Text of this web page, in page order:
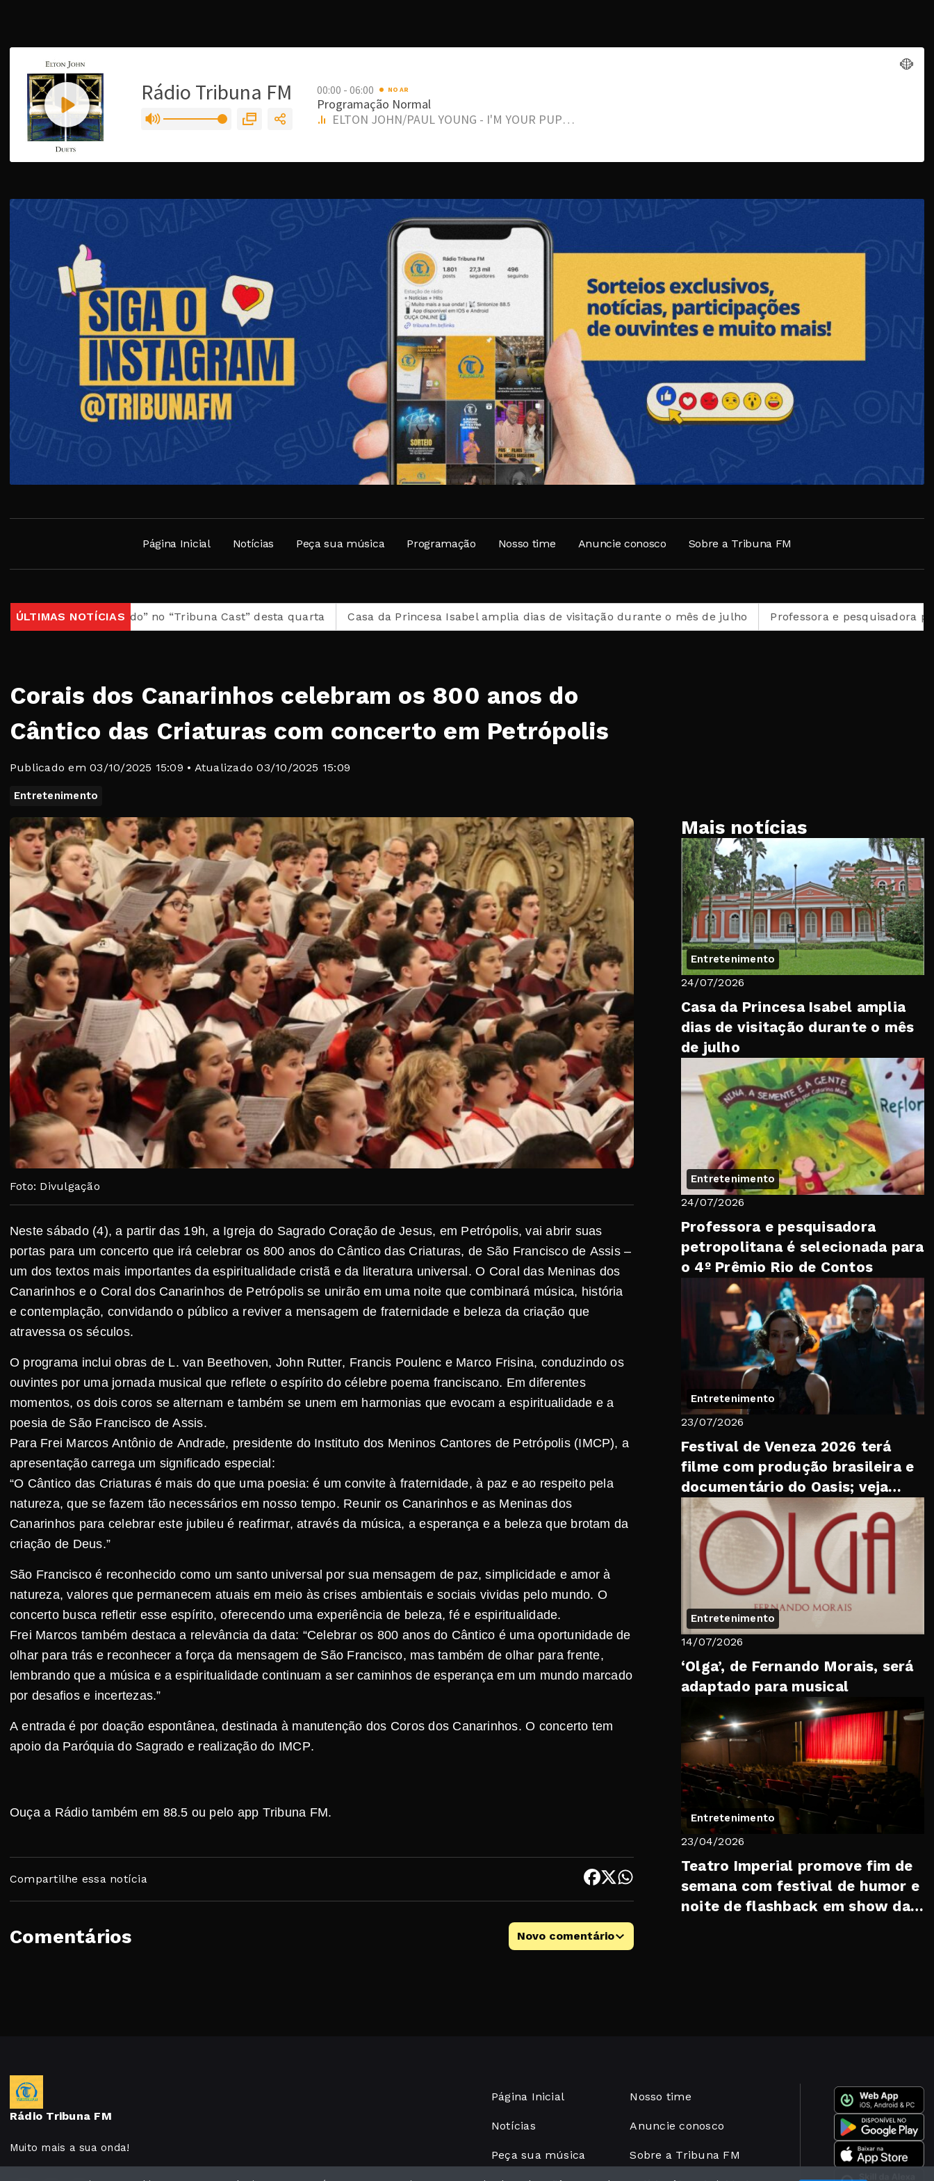
Página Inicial Notícias Peça sua música Programação Nosso time Anuncie conosco Sobre a Tribuna FM
ÚLTIMAS NOTÍCIAS
Mundo” no “Tribuna Cast” desta quarta Casa da Princesa Isabel amplia dias de visitação durante o mês de julho Professora e pesquisadora petropolitana é
Corais dos Canarinhos celebram os 800 anos do
Cântico das Criaturas com concerto em Petrópolis
Publicado em 03/10/2025 15:09 • Atualizado 03/10/2025 15:09
Entretenimento
Foto: Divulgação
Neste sábado (4), a partir das 19h, a Igreja do Sagrado Coração de Jesus, em Petrópolis, vai abrir suas
portas para um concerto que irá celebrar os 800 anos do Cântico das Criaturas, de São Francisco de Assis –
um dos textos mais importantes da espiritualidade cristã e da literatura universal. O Coral das Meninas dos
Canarinhos e o Coral dos Canarinhos de Petrópolis se unirão em uma noite que combinará música, história
e contemplação, convidando o público a reviver a mensagem de fraternidade e beleza da criação que
atravessa os séculos.
O programa inclui obras de L. van Beethoven, John Rutter, Francis Poulenc e Marco Frisina, conduzindo os
ouvintes por uma jornada musical que reflete o espírito do célebre poema franciscano. Em diferentes
momentos, os dois coros se alternam e também se unem em harmonias que evocam a espiritualidade e a
poesia de São Francisco de Assis.
Para Frei Marcos Antônio de Andrade, presidente do Instituto dos Meninos Cantores de Petrópolis (IMCP), a
apresentação carrega um significado especial:
“O Cântico das Criaturas é mais do que uma poesia: é um convite à fraternidade, à paz e ao respeito pela
natureza, que se fazem tão necessários em nosso tempo. Reunir os Canarinhos e as Meninas dos
Canarinhos para celebrar este jubileu é reafirmar, através da música, a esperança e a beleza que brotam da
criação de Deus.”
São Francisco é reconhecido como um santo universal por sua mensagem de paz, simplicidade e amor à
natureza, valores que permanecem atuais em meio às crises ambientais e sociais vividas pelo mundo. O
concerto busca refletir esse espírito, oferecendo uma experiência de beleza, fé e espiritualidade.
Frei Marcos também destaca a relevância da data: “Celebrar os 800 anos do Cântico é uma oportunidade de
olhar para trás e reconhecer a força da mensagem de São Francisco, mas também de olhar para frente,
lembrando que a música e a espiritualidade continuam a ser caminhos de esperança em um mundo marcado
por desafios e incertezas.”
A entrada é por doação espontânea, destinada à manutenção dos Coros dos Canarinhos. O concerto tem
apoio da Paróquia do Sagrado e realização do IMCP.
Ouça a Rádio também em 88.5 ou pelo app Tribuna FM.
Compartilhe essa notícia
Comentários Novo comentário
Mais notícias
Entretenimento
24/07/2026
Casa da Princesa Isabel amplia
dias de visitação durante o mês
de julho
Entretenimento
24/07/2026
Professora e pesquisadora
petropolitana é selecionada para
o 4º Prêmio Rio de Contos
Entretenimento
23/07/2026
Festival de Veneza 2026 terá
filme com produção brasileira e
documentário do Oasis; veja
lista
Entretenimento
14/07/2026
‘Olga’, de Fernando Morais, será
adaptado para musical
Entretenimento
23/04/2026
Teatro Imperial promove fim de
semana com festival de humor e
noite de flashback em show da
Rádio Tribuna FM
Muito mais a sua onda!
Página Inicial
Notícias
Peça sua música
Nosso time
Anuncie conosco
Sobre a Tribuna FM